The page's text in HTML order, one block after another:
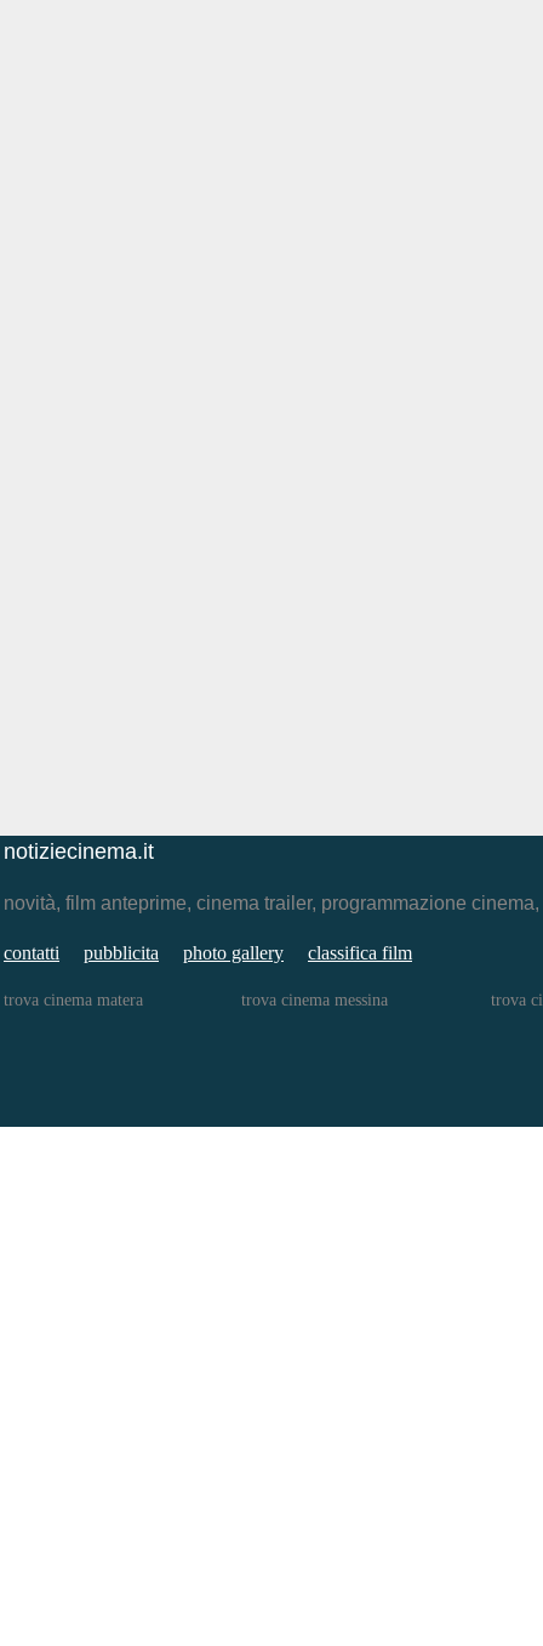
notiziecinema.it
novità, film anteprime, cinema trailer, programmazione
contatti pubblicita photo gallery classifica film
trova cinema matera trova cinema messina trova